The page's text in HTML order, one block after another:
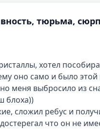
тюрьма,
хотел
оно само и было этой
меня выбросило из
блоха))
сложил ребус и
что он не